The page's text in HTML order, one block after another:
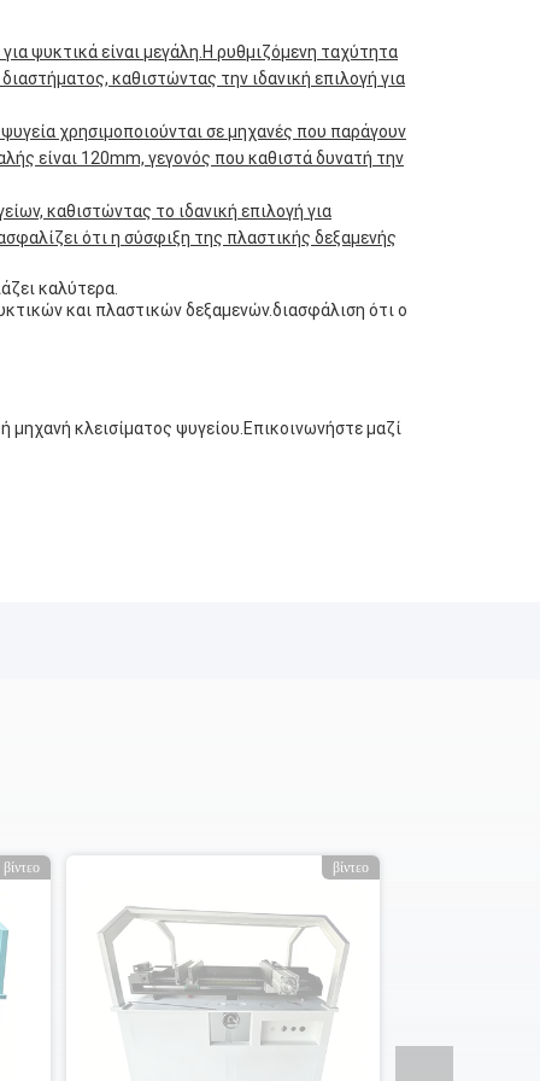
ψυκτικά είναι μεγάλη.Η ρυθμιζόμενη ταχύτητα
καθιστώντας την ιδανική επιλογή για
χρησιμοποιούνται σε μηχανές που παράγουν
είναι 120mm, γεγονός που καθιστά δυνατή την
καθιστώντας το ιδανική επιλογή για
ότι η σύσφιξη της πλαστικής δεξαμενής
καλύτερα.
και πλαστικών δεξαμενών.διασφάλιση ότι ο
μηχανή κλεισίματος ψυγείου.Επικοινωνήστε μαζί
βίντεο βίντεο